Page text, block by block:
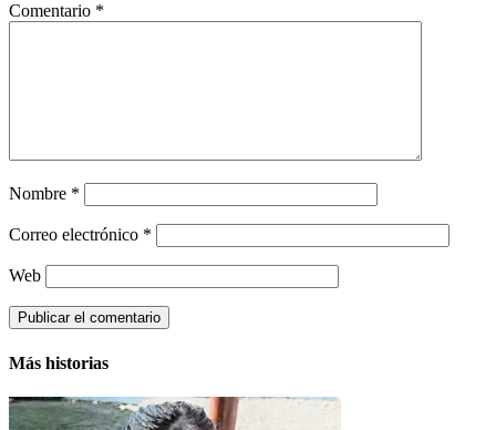
Comentario *
Nombre *
Correo electrónico *
Web
Más historias